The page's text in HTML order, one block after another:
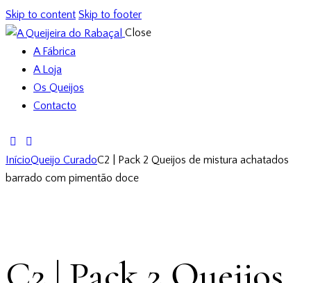
Skip to content Skip to footer
Close
A Fábrica
A Loja
Os Queijos
Contacto
InícioQueijo CuradoC2 | Pack 2 Queijos de mistura achatados
barrado com pimentão doce